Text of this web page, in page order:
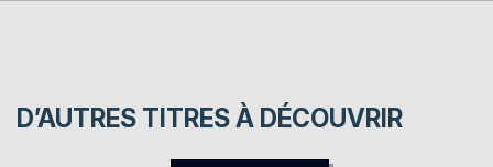
D’AUTRES TITRES À DÉCOUVRIR